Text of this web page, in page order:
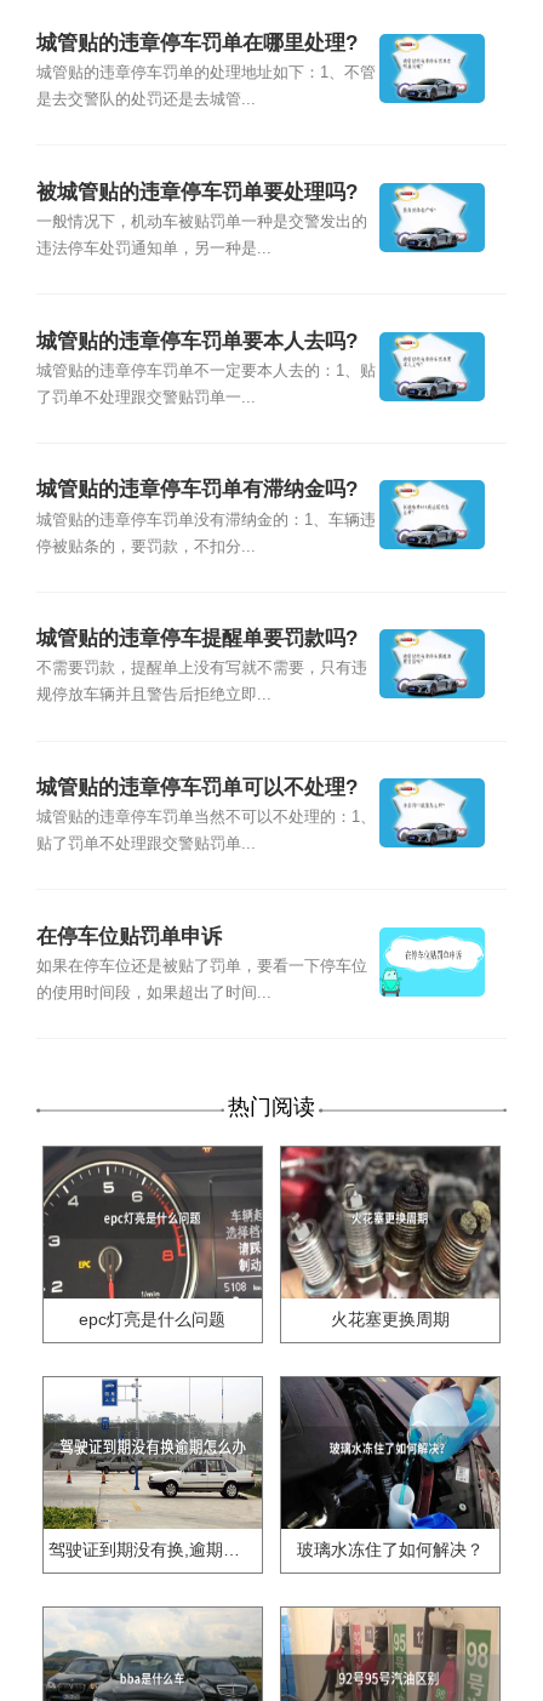
城管贴的违章停车罚单在哪里处理?
城管贴的违章停车罚单的处理地址如下：1、不管
是去交警队的处罚还是去城管...
被城管贴的违章停车罚单要处理吗?
一般情况下，机动车被贴罚单一种是交警发出的
违法停车处罚通知单，另一种是...
城管贴的违章停车罚单要本人去吗?
城管贴的违章停车罚单不一定要本人去的：1、贴
了罚单不处理跟交警贴罚单一...
城管贴的违章停车罚单有滞纳金吗?
城管贴的违章停车罚单没有滞纳金的：1、车辆违
停被贴条的，要罚款，不扣分...
城管贴的违章停车提醒单要罚款吗?
不需要罚款，提醒单上没有写就不需要，只有违
规停放车辆并且警告后拒绝立即...
城管贴的违章停车罚单可以不处理?
城管贴的违章停车罚单当然不可以不处理的：1、
贴了罚单不处理跟交警贴罚单...
在停车位贴罚单申诉
如果在停车位还是被贴了罚单，要看一下停车位
的使用时间段，如果超出了时间...
热门阅读
epc灯亮是什么问题 火花塞更换周期
驾驶证到期没有换,逾期怎么办?? 玻璃水冻住了如何解决？